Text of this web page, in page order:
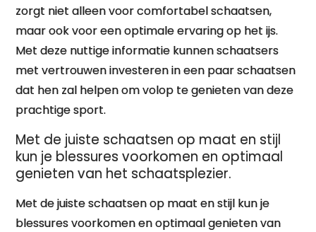
zorgt niet alleen voor comfortabel schaatsen,
maar ook voor een optimale ervaring op het ijs.
Met deze nuttige informatie kunnen schaatsers
met vertrouwen investeren in een paar schaatsen
dat hen zal helpen om volop te genieten van deze
prachtige sport.
Met de juiste schaatsen op maat en stijl
kun je blessures voorkomen en optimaal
genieten van het schaatsplezier.
Met de juiste schaatsen op maat en stijl kun je
blessures voorkomen en optimaal genieten van